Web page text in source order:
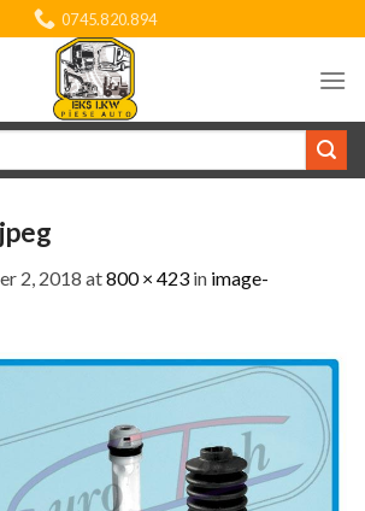
0745.820.894
2, 2018 at800 × 423 in image-